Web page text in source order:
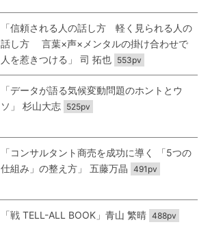
「信頼される人の話し方 軽く見られる人の
話し方 言葉×声×メンタルの掛け合わせで
人を惹きつける」 司 拓也 553pv
「データが語る気候変動問題のホントとウ
ソ」 杉山大志 525pv
「コンサルタント商売を成功に導く 「5つの
仕組み」の整え方」 五藤万晶 491pv
「戦 TELL-ALL BOOK」青山 繁晴 488pv